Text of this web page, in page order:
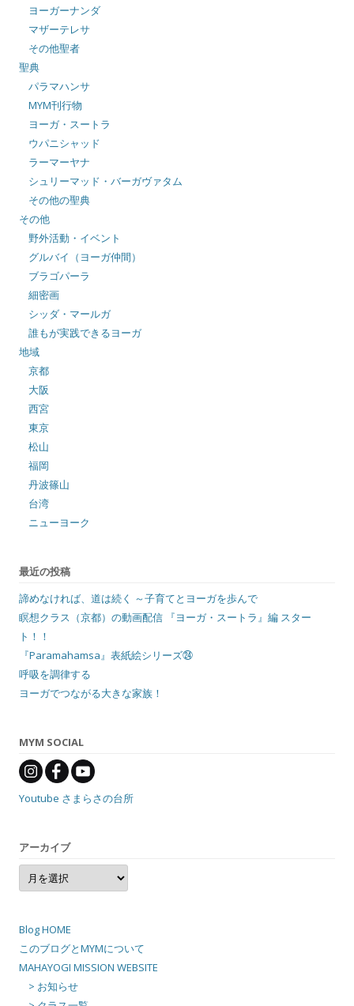
ヨーガーナンダ
マザーテレサ
その他聖者
聖典
パラマハンサ
MYM刊行物
ヨーガ・スートラ
ウパニシャッド
ラーマーヤナ
シュリーマッド・バーガヴァタム
その他の聖典
その他
野外活動・イベント
グルバイ（ヨーガ仲間）
ブラゴパーラ
細密画
シッダ・マールガ
誰もが実践できるヨーガ
地域
京都
大阪
西宮
東京
松山
福岡
丹波篠山
台湾
ニューヨーク
最近の投稿
諦めなければ、道は続く ～子育てとヨーガを歩んで
瞑想クラス（京都）の動画配信 『ヨーガ・スートラ』編 スター
ト！！
『Paramahamsa』表紙絵シリーズ㉔
呼吸を調律する
ヨーガでつながる大きな家族！
MYM SOCIAL
Youtube さまらさの台所
アーカイブ
ア
ー
カ
Blog HOME
このブログとMYMについて
MAHAYOGI MISSION WEBSITE
> お知らせ